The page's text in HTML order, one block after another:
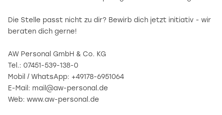
Die Stelle passt nicht zu dir? Bewirb dich jetzt initiativ - wir
beraten dich gerne!
AW Personal GmbH & Co. KG
Tel.: 07451-539-138-0
Mobil / WhatsApp: +49178-6951064
E-Mail: mail@aw-personal.de
Web: www.aw-personal.de